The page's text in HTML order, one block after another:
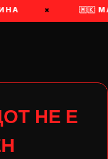
× 🇲🇰
НЕ Е